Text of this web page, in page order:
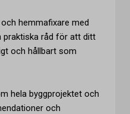
hemmafixare med
praktiska råd för att ditt
och hållbart som
hela byggprojektet och
och